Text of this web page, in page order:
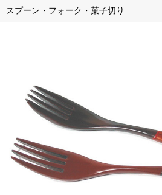
スプーン・フォーク・菓子切り